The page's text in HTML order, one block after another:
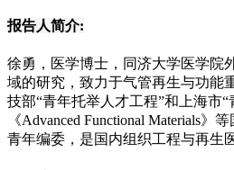
报告人简介:
徐勇，医学博士，同济大学医学院
域的研究，致力于气管再生与功能
技部“青年托举人才工程”和上海市
《Advanced Functional Materials
青年编委，是国内组织工程与再生